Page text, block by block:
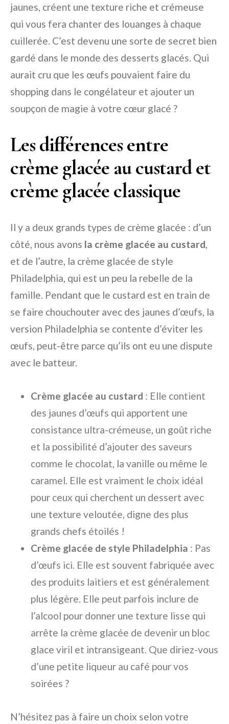
jaunes, créent une texture riche et crémeuse
qui vous fera chanter des louanges à chaque
cuillerée. C’est devenu une sorte de secret bien
gardé dans le monde des desserts glacés. Qui
aurait cru que les œufs pouvaient faire du
shopping dans le congélateur et ajouter un
soupçon de magie à votre cœur glacé ?
Les différences entre
crème glacée au custard et
crème glacée classique
Il y a deux grands types de crème glacée : d’un
côté, nous avons la crème glacée au custard,
et de l’autre, la crème glacée de style
Philadelphia, qui est un peu la rebelle de la
famille. Pendant que le custard est en train de
se faire chouchouter avec des jaunes d’œufs, la
version Philadelphia se contente d’éviter les
œufs, peut-être parce qu’ils ont eu une dispute
avec le batteur.
Crème glacée au custard : Elle contient
des jaunes d’œufs qui apportent une
consistance ultra-crémeuse, un goût riche
et la possibilité d’ajouter des saveurs
comme le chocolat, la vanille ou même le
caramel. Elle est vraiment le choix idéal
pour ceux qui cherchent un dessert avec
une texture veloutée, digne des plus
grands chefs étoilés !
Crème glacée de style Philadelphia : Pas
d’œufs ici. Elle est souvent fabriquée avec
des produits laitiers et est généralement
plus légère. Elle peut parfois inclure de
l’alcool pour donner une texture lisse qui
arrête la crème glacée de devenir un bloc
glace viril et intransigeant. Que diriez-vous
d’une petite liqueur au café pour vos
soirées ?
N’hésitez pas à faire un choix selon votre